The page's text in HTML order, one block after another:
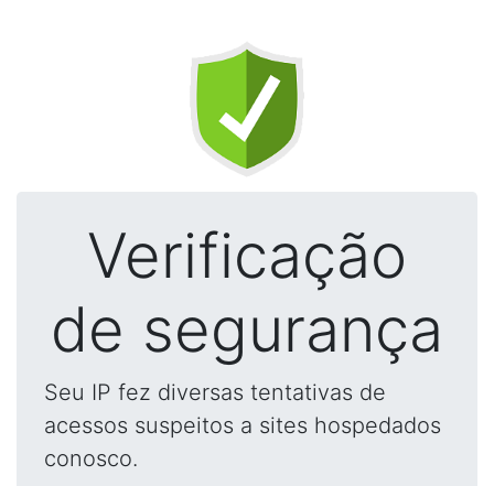
Verificação
de segurança
Seu IP fez diversas tentativas de
acessos suspeitos a sites hospedados
conosco.